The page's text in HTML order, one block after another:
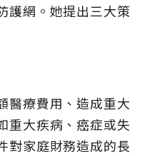
護網。她提出三大策
醫療費用、造成重大
重大疾病、癌症或失
對家庭財務造成的長